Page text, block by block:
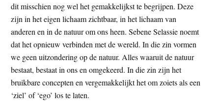
dit misschien nog wel het gemakkelijkst te begrijpen. Deze
zijn in het eigen lichaam zichtbaar, in het lichaam van
anderen en in de natuur om ons heen. Sebene Selassie noemt
dat het opnieuw verbinden met de wereld. In die zin vormen
we geen uitzondering op de natuur. Alles waaruit de natuur
bestaat, bestaat in ons en omgekeerd. In die zin zijn het
bruikbare concepten en vergemakkelijkt het om zoiets als een
‘ziel’ of ‘ego’ los te laten.